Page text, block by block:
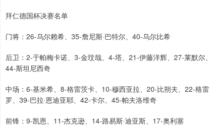
拜仁德国杯决赛名单
门将：26-乌尔赖希、35-詹尼斯·巴特尔、40-乌尔比希
后卫：2-于帕梅卡诺、3-金玟哉、4-塔、21-伊藤洋辉、27-莱默尔、
44-斯坦尼西奇
中场：6-基米希、8-格雷茨卡、10-穆西亚拉、20-比朔夫、22-格雷
罗、39-巴拉·恩迪亚耶、42-卡尔、45-帕夫洛维奇
前锋：9-凯恩、11-杰克逊、14-路易斯·迪亚斯、17-奥利塞